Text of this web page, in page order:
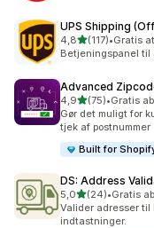
UPS Shipping
4,8ud af 5 stjerner
(117)
117 anmeldelser i alt
•Gratis
Betjeningspanel til
Advanced
4,9ud af 5 stjerner
(75)
75 anmeldelser i alt
•Gratis
Gør det muligt for
tjek af postnummer
Built for
DS: Address
5,0ud af 5 stjerner
(24)
24 anmeldelser i alt
•Gratis
Valider adresser til
indtastninger.